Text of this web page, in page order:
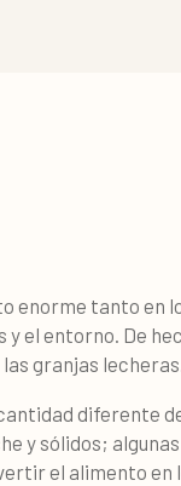
enorme tanto en
el entorno. De
granjas lecheras.
diferente
y sólidos;
el alimento en